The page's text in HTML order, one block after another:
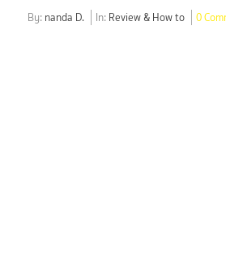
By: nanda D. In: Review & How to 0